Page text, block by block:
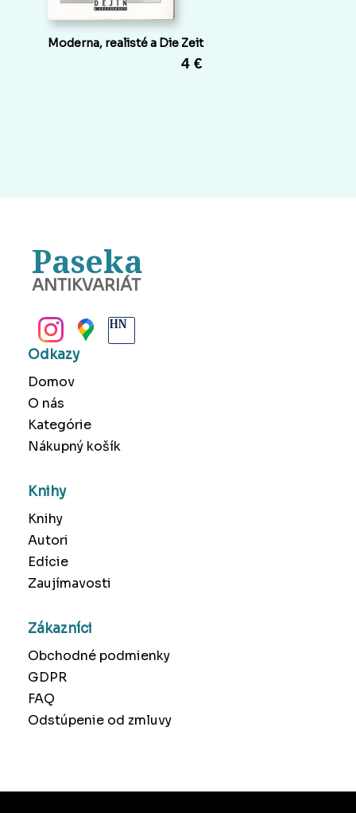
Moderna, realisté a Die Zeit
4 €
Paseka
ANTIKVARIÁT
Odkazy
Domov
O nás
Kategórie
Nákupný košík
Knihy
Knihy
Autori
Edície
Zaujímavosti
Zákazníci
Obchodné podmienky
GDPR
FAQ
Odstúpenie od zmluvy